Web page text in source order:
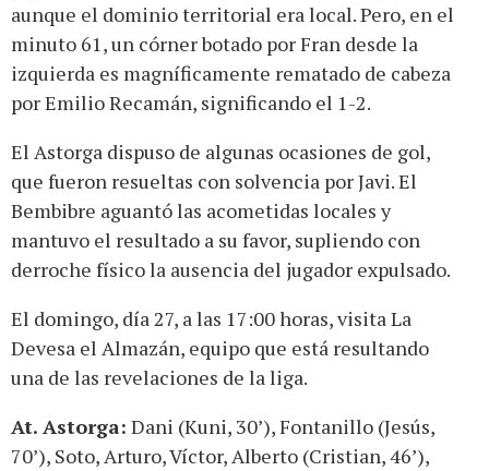
aunque el dominio territorial era local. Pero, en el
minuto 61, un córner botado por Fran desde la
izquierda es magníficamente rematado de cabeza
por Emilio Recamán, significando el 1-2.
El Astorga dispuso de algunas ocasiones de gol,
que fueron resueltas con solvencia por Javi. El
Bembibre aguantó las acometidas locales y
mantuvo el resultado a su favor, supliendo con
derroche físico la ausencia del jugador expulsado.
El domingo, día 27, a las 17:00 horas, visita La
Devesa el Almazán, equipo que está resultando
una de las revelaciones de la liga.
At. Astorga: Dani (Kuni, 30’), Fontanillo (Jesús,
70’), Soto, Arturo, Víctor, Alberto (Cristian, 46’),